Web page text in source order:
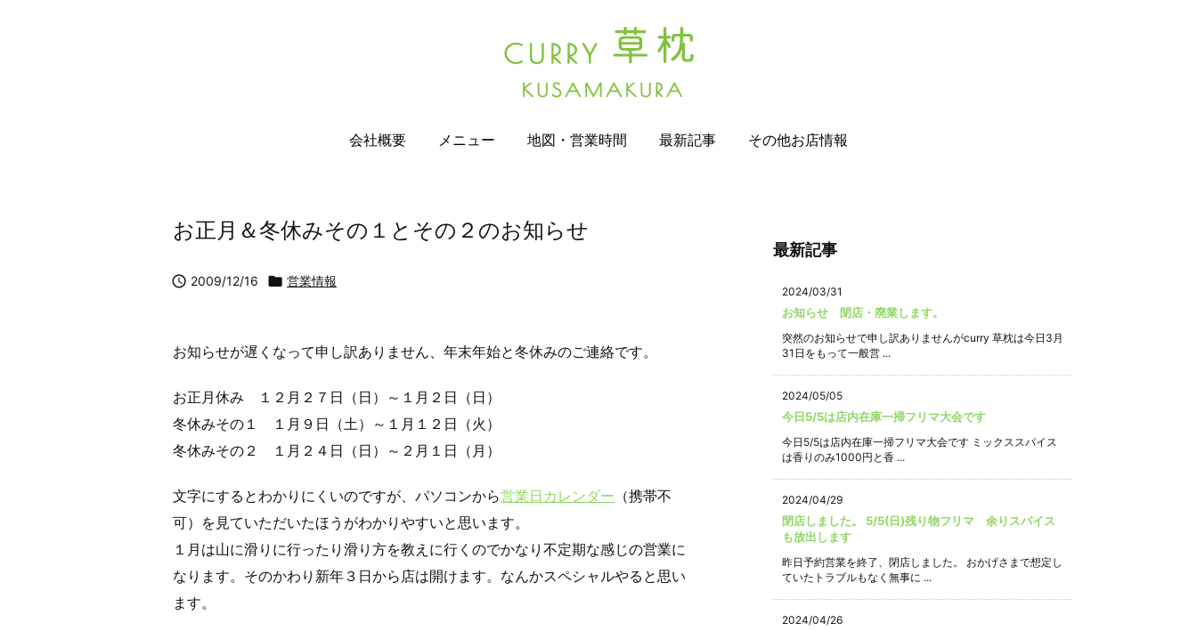
会社概要 メニュー 地図・営業時間 最新記事 その他お店情報
お正月＆冬休みその１とその２のお知らせ
 2009/12/16  営業情報
お知らせが遅くなって申し訳ありません、年末年始と冬休みのご連絡です。
お正月休み １２月２７日（日）～１月２日（日）
冬休みその１ １月９日（土）～１月１２日（火）
冬休みその２ １月２４日（日）～２月１日（月）
文字にするとわかりにくいのですが、パソコンから営業日カレンダー （携帯不
可）を見ていただいたほうがわかりやすいと思います。
１月は山に滑りに行ったり滑り方を教えに行くのでかなり不定期な感じの営業に
なります。そのかわり新年３日から店は開けます。なんかスペシャルやると思い
ます。
最新記事
2024/03/31
お知らせ 閉店・廃業します。
突然のお知らせで申し訳ありませんがcurry 草枕は今日3月
31日をもって一般営 ...
2024/05/05
今日5/5は店内在庫一掃フリマ大会です
今日5/5は店内在庫一掃フリマ大会です ミックススパイス
は香りのみ1000円と香 ...
2024/04/29
閉店しました。 5/5(日)残り物フリマ 余りスパイス
も放出します
昨日予約営業を終了、閉店しました。 おかげさまで想定し
ていたトラブルもなく無事に ...
2024/04/26